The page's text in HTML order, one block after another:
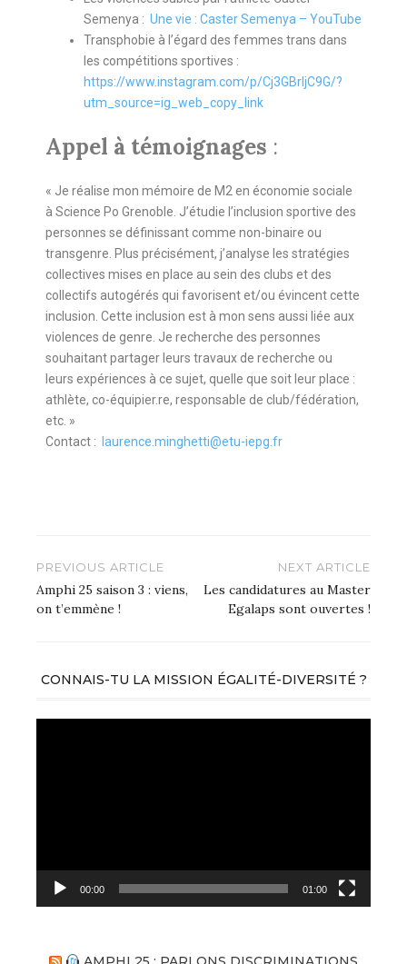
Semenya : Une vie : Caster Semenya – YouTube
Transphobie à l’égard des femmes trans dans
les compétitions sportives :
https://www.instagram.com/p/Cj3GBrljC9G/?
utm_source=ig_web_copy_link
Appel à témoignages :
« Je réalise mon mémoire de M2 en économie sociale
à Science Po Grenoble. J’étudie l’inclusion sportive des
personnes se définissant comme non-binaire ou
transgenre. Plus précisément, j’analyse les stratégies
collectives mises en place au sein des clubs et des
collectifs autogérés qui favorisent et/ou évincent cette
inclusion. Cette inclusion est à mon sens aussi liée aux
violences de genre. Je recherche des personnes
souhaitant partager leurs travaux de recherche ou
leurs expériences à ce sujet, quelle que soit leur place :
athlète, co-équipier.re, responsable de club/fédération,
etc. »
Contact :
laurence.minghetti@etu-iepg.fr
PREVIOUS ARTICLE
Amphi 25 saison 3 : viens,
on t’emmène !
NEXT ARTICLE
Les candidatures au Master
Egalaps sont ouvertes !
CONNAIS-TU LA MISSION ÉGALITÉ-DIVERSITÉ ?
00:00 01:00